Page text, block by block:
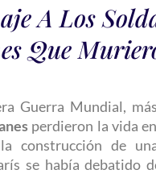
A Los
Que
Guerra Mundial,
perdieron la vida
construcción de
se había debatido